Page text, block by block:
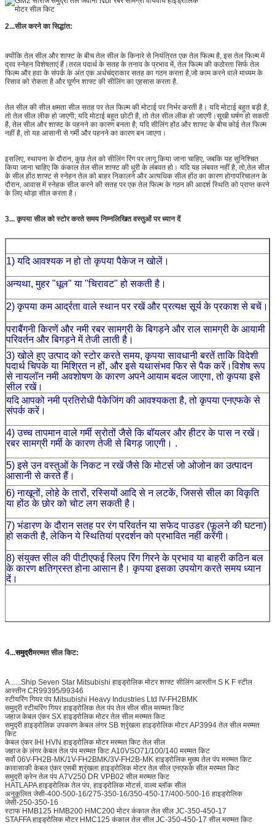
2...सील करने का सिद्धांत:
क्योंकि तेल सील और शाफ्ट के बीच तेल सील के किनारे से नियंत्रित एक तेल फिल्म है, इस तेल फिल्म में
द्रव स्नेहन विशेषताएं हैं।तरल पदार्थ के सतह के तनाव के प्रभाव में, तेल फिल्म की कठोरता सिर्फ तेल
फिल्म और हवा के संपर्क के अंत एक अर्धचंद्राकार सतह का गठन करता है,जो काम करने वाले माध्यम के
रिसाव को रोकता है और घूर्णन शाफ्ट की सीलिंग का एहसास करता है.
तेल सील की सील क्षमता सील सतह पर तेल फिल्म की मोटाई पर निर्भर करती है। यदि मोटाई बहुत बड़ी है,
तो तेल सील लीक हो जाएगी; यदि मोटाई बहुत छोटी है, तो तेल सील लीक हो जाएगी।सूखी घर्षण हो सकती
है, तेल सील और शाफ्ट के पहनने का कारण बनता है; यदि सीलिंग होंठ और शाफ्ट के बीच कोई तेल फिल्म
नहीं है, तो यह आसानी से गर्मी और पहनने का कारण बन जाएगा।
इसलिए, स्थापना के दौरान, कुछ तेल को सीलिंग रिंग पर लागू किया जाना चाहिए, जबकि यह सुनिश्चित
किया जाना चाहिए कि कंकाल तेल सील शाफ्ट की धुरी के लंबवत हो। यदि यह लंबवत नहीं है, तो,तेल सील
के सील होंठ शाफ्ट से स्नेहन तेल को बाहर निकालने और अत्यधिक सील होंठ का कारण होगापरिचालन के
दौरान, आवास में स्नेहक सील करने की सतह पर एक तेल फिल्म के गठन की आदर्श स्थिति को प्राप्त करने
के लिए थोड़ा सील करता है।
3... कृपया सील को स्टोर करते समय निम्नलिखित वस्तुओं पर ध्यान दें
1) यदि आवश्यक न हो तो कृपया पैकेज न खोलें।
अन्यथा, मुहर "धूल" या "चिरावट" हो सकती है।
2) कृपया कम आर्द्रता वाले स्थान पर रखें और प्रत्यक्ष सूर्य के प्रकाश से बचें।
पराबैंगनी किरणें और नमी रबर सामग्री के बिगड़ने और राल सामग्री के आयामी
परिवर्तन और बिगड़ने में तेजी लाती है।
3) खोले हुए उत्पाद को स्टोर करते समय, कृपया सावधानी बरतें ताकि विदेशी
पदार्थ चिपके या मिश्रित न हों, और इसे यथासंभव फिर से पैक करें।विशेष रूप
से नायलॉन नमी अवशोषण के कारण अपने आयाम बदल जाएगा, तो कृपया इसे
सील रखें।
यदि आपको नमी प्रतिरोधी पैकेजिंग की आवश्यकता है, तो कृपया एनएफके से
संपर्क करें।
4) उच्च तापमान वाले गर्मी स्रोतों जैसे कि बॉयलर और हीटर के पास न रखें।
रबर सामग्री गर्मी के कारण तेजी से बिगड़ जाएगी। .
5) इसे उन वस्तुओं के निकट न रखें जैसे कि मोटर्स जो ओजोन का उत्पादन
आसानी से करते हैं।
6) नाखूनों, लोहे के तारों, रस्सियों आदि से न लटकें, जिससे सील का विकृति
या होंठ के छोर को चोट लग सकती है।
7) भंडारण के दौरान सतह पर रंग परिवर्तन या सफेद पाउडर (फूलने की घटना)
हो सकती है, लेकिन ये स्थितियां प्रदर्शन को प्रभावित नहीं करेंगी।
8) संयुक्त सील की पीटीएफई स्लिप रिंग गिरने के प्रभाव या बाहरी कठिन बल
के कारण क्षतिग्रस्त होना आसान है। कृपया इसका उपयोग करते समय ध्यान
दें।
4...समुद्रीमरम्मत सील किट:
A......Ship Seven Star Mitsubishi हाइड्रोलिक मोटर शाफ्ट सीलिंग आस्तीन S K F स्टील
आस्तीन CR99395/99346
स्टीयरिंग गियर पंप Mitsubishi Heavy Industries Ltd IV-FH2BMK
समुद्री स्टीयरिंग गियर हाइड्रोलिक तेल पंप तेल सील सील मरम्मत किट
जहाज केबल एंकर SX हाइड्रोलिक मोटर तेल सील मरम्मत किट
समुद्री हाइड्रोलिक उपकरण केबल लंगर SB श्रृंखला हाइड्रोलिक मोटर AP3994 तेल सील मरम्मत
किट
केबल एंकर IHI HVN हाइड्रोलिक मोटर मरम्मत किट तेल सील
जहाज के लंगर केबल तेल पंप मरम्मत किट A10VSO71/100/140 मरम्मत किट
सर्वो 06V-FH2B-MK/1V-FH2BMK/3V-FH2B-MK हाइड्रोलिक मुख्य तेल पंप मरम्मत किट
कावासाकी केबल एंकर एसबी श्रृंखला हाइड्रोलिक मोटर तेल सील एनएफके सील मरम्मत किट
समुद्री क्रेन तेल पंप A7V250 DR VPB02 सील मरम्मत किट
HATLAPA हाइड्रोलिक तेल पंप, हाइड्रोलिक मोटर्स, वाल्व ब्लॉक सील
अनुकूलित जेसी-400-500-16/275-350-16/350-450-17/400-500-16 हाइड्रोलिक
जेसी-250-350-16
स्टाफ HMB125 HMB200 HMC200 मोटर कंकाल तेल सील JC-350-450-17
STAFFA हाइड्रोलिक मोटर HMC125 कंकाल तेल सील JC-350-450-17 सील मरम्मत किट